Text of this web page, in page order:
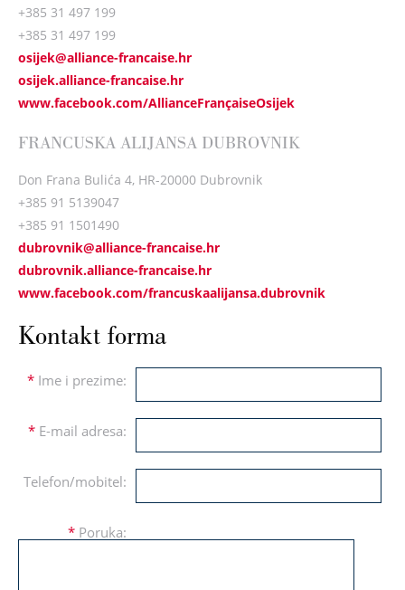
+385 31 497 199
+385 31 497 199
osijek@alliance-francaise.hr
osijek.alliance-francaise.hr
www.facebook.com/AllianceFrançaiseOsijek
FRANCUSKA ALIJANSA DUBROVNIK
Don Frana Bulića 4, HR-20000 Dubrovnik
+385 91 5139047
+385 91 1501490
dubrovnik@alliance-francaise.hr
dubrovnik.alliance-francaise.hr
www.facebook.com/francuskaalijansa.dubrovnik
Kontakt forma
* Ime i prezime:
* E-mail adresa:
Telefon/mobitel:
* Poruka: